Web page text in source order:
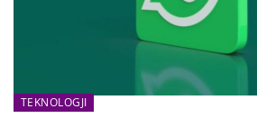
TEKNOLOGJI